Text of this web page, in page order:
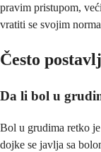
pravim pristupom,
vratiti se svojim
Često
Da li bol u
Bol u grudima retko
dojke se javlja sa